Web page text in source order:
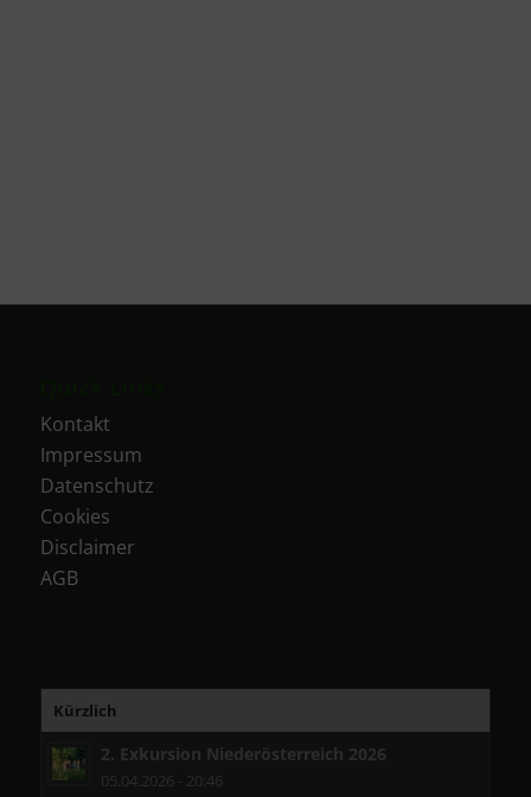
Kontakt
Impressum
Datenschutz
Cookies
Disclaimer
AGB
Kürzlich
2. Exkursion Niederösterreich 2026
05.04.2026 - 20:46